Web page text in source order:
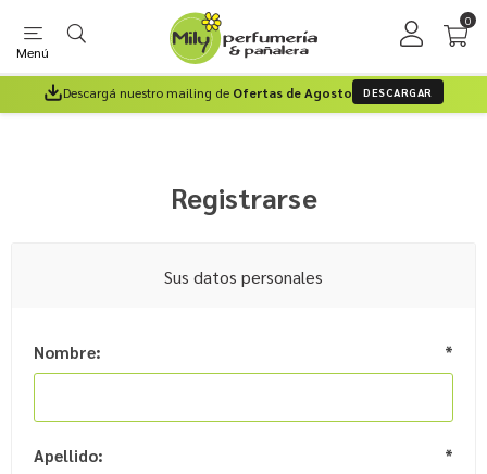
Menú
0
Descargá nuestro mailing de Ofertas de Agosto DESCARGAR
Registrarse
Sus datos personales
Nombre: *
Apellido: *